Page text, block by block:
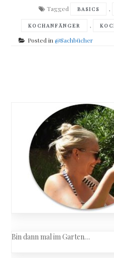
Tagged BASICS ,
KOCHANFÄNGER ,
Posted in@Sachbücher
navigation
Bin dann mal im Garten…